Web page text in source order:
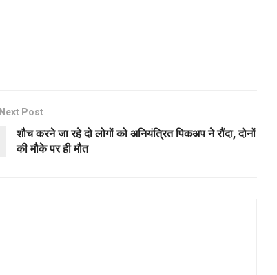
Next Post
शौच करने जा रहे दो लोगों को अनियंत्रित पिकअप ने रौंदा, दोनों
की मौके पर ही मौत